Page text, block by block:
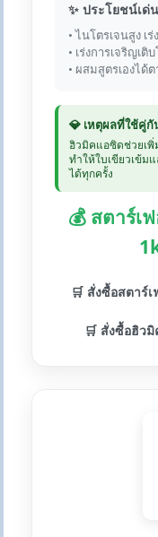
✨ ประโยชน์เด่
• ไนโตรเจนสูง เ
• เร่งการเจริญเติ
• ผสมสูตรเองได้
💎 เหตุผลที่ใช้คู่กั
ฮิวมิคแอซิดช่วยเพิ่
ทำให้ใบเขียวเข้ม
ได้ทุกครั้ง
💰 สตาร์เ
🛒 สั่งซื้อสตาร์เ
🛒 สั่งซื้อฮิวมิ